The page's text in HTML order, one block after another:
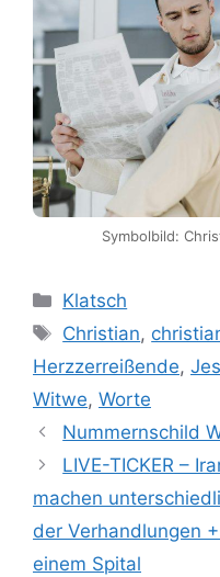
Symbolbild:
Kategorien
Klatsch
Schlagwörter
Christian,
Herzzerreißende,
Witwe, Worte
Nummernschild
LIVE-TICKER –
machen
der Verhandlungen
einem Spital